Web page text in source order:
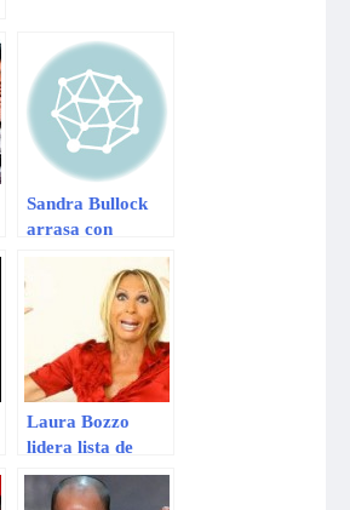
Sandra Bullock
arrasa con
los People’s
Choice Awards
Laura Bozzo
lidera lista de
personajes más
odiados en